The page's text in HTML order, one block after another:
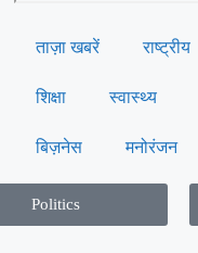
ताज़ा खबरें राष्ट्रीय
शिक्षा स्वास्थ्य
बिज़नेस मनोरंजन
Politics